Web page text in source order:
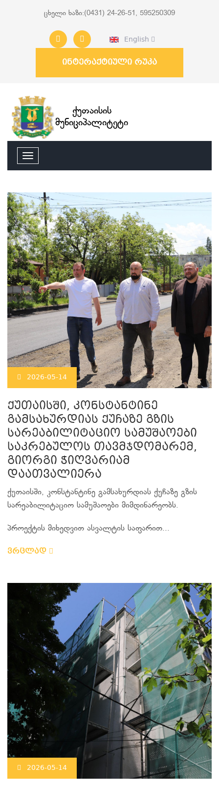
ცხელი ხაზი:(0431) 24-26-51, 595250309
English
ინტერაქტიული რუკა
ქუთაისის
მუნიციპალიტეტი
2026-05-14
ქუთაისში, კონსტანტინე
გამსახურდიას ქუჩაზე გზის
სარეაბილიტაციო სამუშაოები
საკრებულოს თავმჯდომარემ,
გიორგი ჭიღვარიამ
დაათვალიერა
ქუთაისში, კონსტანტინე გამსახურდიას ქუჩაზე გზის
სარეაბილიტაციო სამუშაოები მიმდინარეობს.
პროექტის მიხედვით ასვალტის საფარით...
ვრცლად
2026-05-14